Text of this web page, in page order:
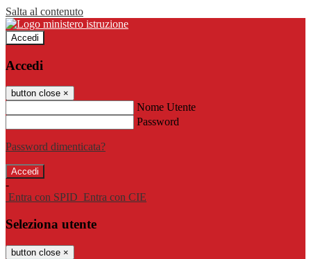
Salta al contenuto
Accedi
Accedi
button close ×
Nome Utente
Password
Password dimenticata?
-
Entra con SPID Entra con CIE
Seleziona utente
button close ×